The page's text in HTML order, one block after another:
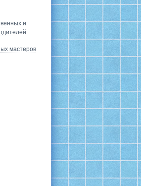
и
мастеров